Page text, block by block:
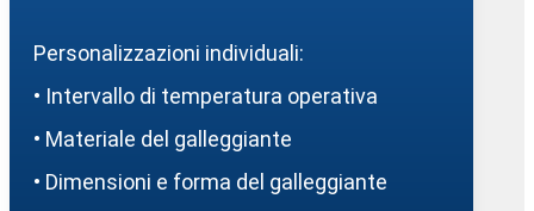
Personalizzazioni individuali:
• Intervallo di temperatura operativa
• Materiale del galleggiante
• Dimensioni e forma del galleggiante